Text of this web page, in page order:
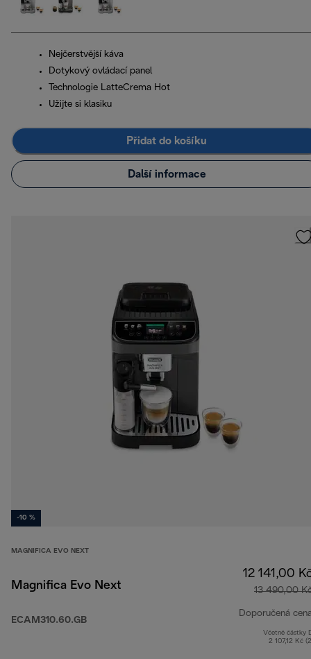
Nejčerstvější káva
Dotykový ovládací panel
Technologie LatteCrema Hot
Užijte si klasiku
Přidat do košíku
Další informace
-10 %
MAGNIFICA EVO NEXT
Magnifica Evo Next
ECAM310.60.GB
12 141,00
13 490,00
Doporučená
Včetně částky
2 107,12 Kč